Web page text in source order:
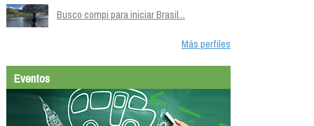
Busco compi para iniciar Brasil...
Más perfiles
Eventos